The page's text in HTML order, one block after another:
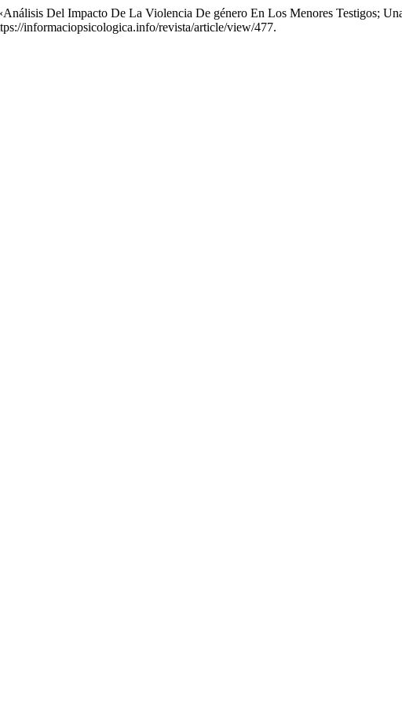
Del Impacto De La Violencia De género En Los Menores Testigos;
informaciopsicologica.info/revista/article/view/477.